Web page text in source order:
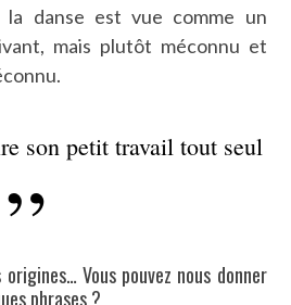
danse est vue comme un
mais plutôt méconnu et
son petit travail tout seul
Vous pouvez nous donner
phrases ?